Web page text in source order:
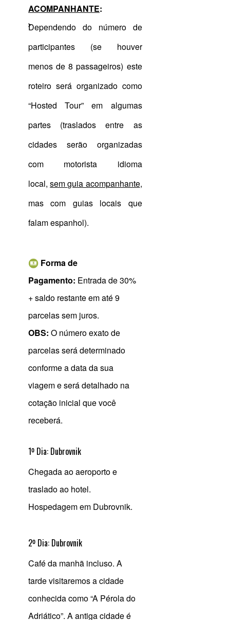
ACOMPANHANTE:
Dependendo do número de
participantes (se houver
menos de 8 passageiros) este
roteiro será organizado como
“Hosted Tour” em algumas
partes (traslados entre as
cidades serão organizadas
com motorista idioma
local,sem guia acompanhante,
mas com guias locais que
falam espanhol).
Forma de
Pagamento: Entrada de 30%
+ saldo restante em até 9
parcelas sem juros.
OBS: O número exato de
parcelas será determinado
conforme a data da sua
viagem e será detalhado na
cotação inicial que você
receberá.
1º Dia: Dubrovnik
Chegada ao aeroporto e
traslado ao hotel.
Hospedagem em Dubrovnik.
2º Dia: Dubrovnik
Café da manhã incluso. A
tarde visitaremos a cidade
conhecida como “A Pérola do
Adriático”. A antiga cidade é